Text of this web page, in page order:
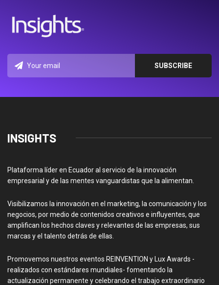
INSIGHTS
Plataforma líder en Ecuador al servicio de la innovación
empresarial y de las mentes vanguardistas que la alimentan.
Visibilizamos la innovación en el marketing, la comunicación y los
negocios, por medio de contenidos creativos e influyentes, que
amplifican los hechos claves y relevantes de las empresas, sus
marcas y el talento detrás de ellas.
Promovemos nuestros eventos REINVENTION y Lux Awards -
realizados con estándares mundiales- fomentando la
actualización permanente y celebrando el trabajo extraordinario